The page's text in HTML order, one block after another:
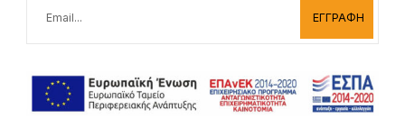
ΕΓΓΡΑΦΗ